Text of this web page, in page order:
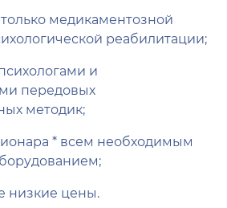
медикаментозной
реабилитации;
и
передовых
методик;
* всем необходимым
низкие цены.